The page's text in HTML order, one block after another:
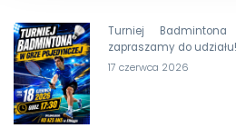
Turniej
zapraszamy do udziału!
17 czerwca 2026